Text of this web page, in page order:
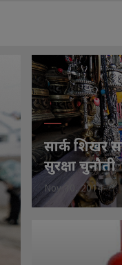
सार्क शिखर
सुरक्षा चुनौती
Nov 10, 2014